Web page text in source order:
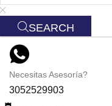
SEARCH
Necesitas Asesoría?
3052529903